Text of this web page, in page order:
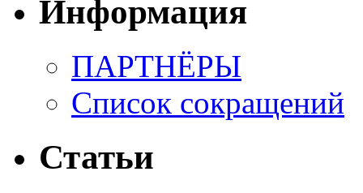
Информация
ПАРТНЁРЫ
Список сокращений
Статьи